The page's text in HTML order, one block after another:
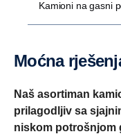
Kamioni na gasni
Moćna
Naš asortiman
prilagodljiv sa
niskom potrošnjom